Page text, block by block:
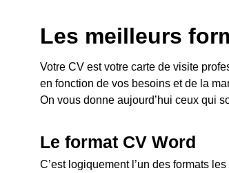
Les meilleurs
Votre CV est votre carte de visite
en fonction de vos besoins et de la
On vous donne aujourd’hui ceux qui
Le format CV Word
C’est logiquement l’un des formats